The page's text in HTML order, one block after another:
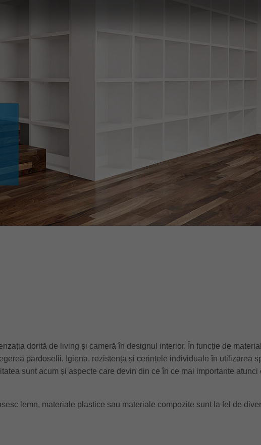
english
english
yкраїнська
dorită de living și cameră în designul interior. În funcție de
pardoselii. Igiena, rezistența și cerințele individuale în utilizarea
sunt acum și aspecte care devin din ce în ce mai importante atunci
lemn, materiale plastice sau materiale compozite sunt la fel de